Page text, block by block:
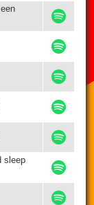
sleep